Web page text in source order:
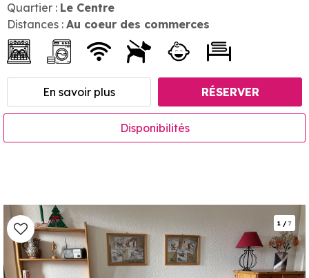
Quartier : Le Centre
Distances : Au coeur des commerces
En savoir plus RÉSERVER
Disponibilités
1 / 7